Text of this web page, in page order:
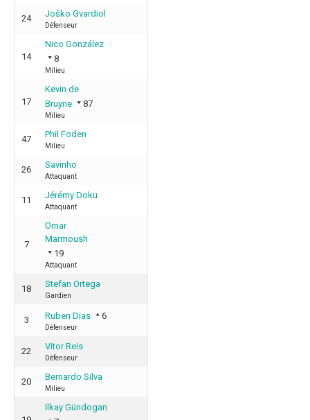
24 Joško Gvardiol
Défenseur
14
Nico González
8
Milieu
17
Kevin de
Bruyne
87
Milieu
47 Phil Foden
Milieu
26 Savinho
Attaquant
11 Jérémy Doku
Attaquant
7
Omar
Marmoush
19
Attaquant
18 Stefan Ortega
Gardien
3 Ruben Dias 6
Défenseur
22 Vitor Reis
Défenseur
20 Bernardo Silva
Milieu
Ilkay Gündogan